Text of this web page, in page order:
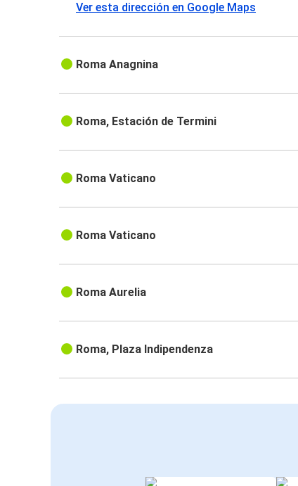
Ver esta dirección en Google Maps
Roma Anagnina
Roma, Estación de Termini
Roma Vaticano
Roma Vaticano
Roma Aurelia
Roma, Plaza Indipendenza